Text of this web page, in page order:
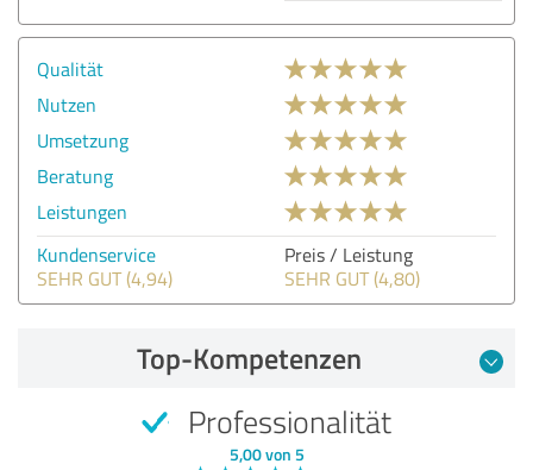
Qualität
Nutzen
Umsetzung
Beratung
Leistungen
Kundenservice
SEHR GUT (4,94)
Preis / Leistung
SEHR GUT (4,80)
Top-Kompetenzen
Professionalität
5,00 von 5